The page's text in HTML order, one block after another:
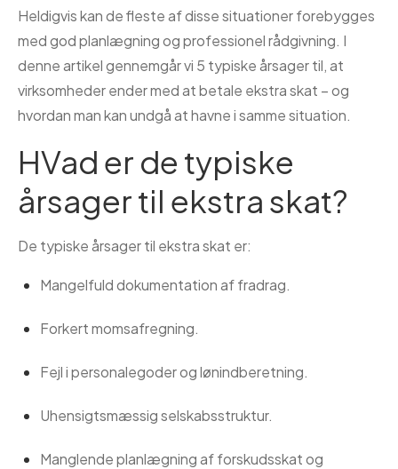
Heldigvis kan de fleste af disse situationer forebygges
med god planlægning og professionel rådgivning. I
denne artikel gennemgår vi 5 typiske årsager til, at
virksomheder ender med at betale ekstra skat – og
hvordan man kan undgå at havne i samme situation.
HVad er de typiske
årsager til ekstra skat?
De typiske årsager til ekstra skat er:
Mangelfuld dokumentation af fradrag.
Forkert momsafregning.
Fejl i personalegoder og lønindberetning.
Uhensigtsmæssig selskabsstruktur.
Manglende planlægning af forskudsskat og